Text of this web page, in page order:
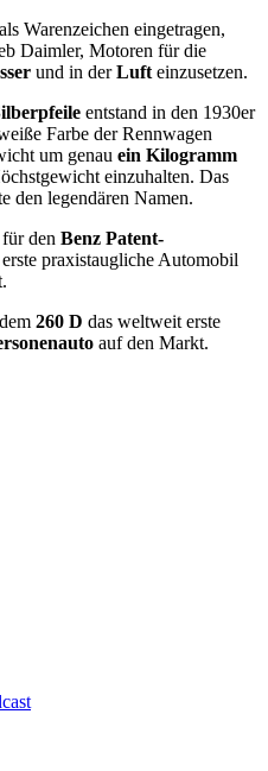
Warenzeichen eingetragen,
Daimler, Motoren für die
und in derLuft einzusetzen.
entstand in den 1930er
Farbe der Rennwagen
um genau ein Kilogramm
einzuhalten. Das
den legendären Namen.
den Benz Patent-
praxistaugliche Automobil
260 D das weltweit erste
auf den Markt.